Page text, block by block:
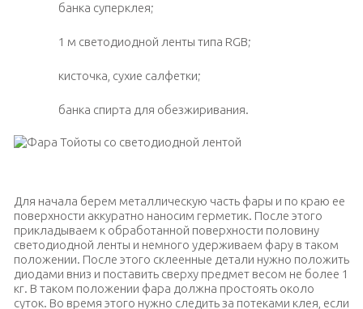
банка суперклея;
1 м светодиодной ленты типа RGB;
кисточка, сухие салфетки;
банка спирта для обезжиривания.
Для начала берем металлическую часть фары и по краю ее
поверхности аккуратно наносим герметик. После этого
прикладываем к обработанной поверхности половину
светодиодной ленты и немного удерживаем фару в таком
положении. После этого склеенные детали нужно положить
диодами вниз и поставить сверху предмет весом не более 1
кг. В таком положении фара должна простоять около
суток. Во время этого нужно следить за потеками клея, если